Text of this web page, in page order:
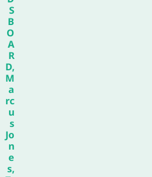
S
B
O
A
R
D,
M
a
rc
u
s
Jo
n
e
s,